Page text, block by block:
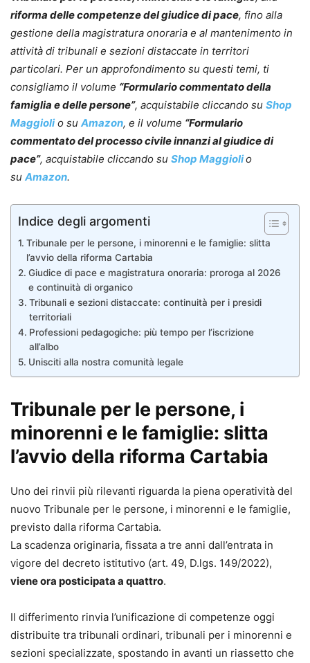
riforma delle competenze del giudice di pace, fino alla
gestione della magistratura onoraria e al mantenimento in
attività di tribunali e sezioni distaccate in territori
particolari. Per un approfondimento su questi temi, ti
consigliamo il volume “Formulario commentato della
famiglia e delle persone”, acquistabile cliccando su Shop
Maggiolio su Amazon, e il volume “Formulario
commentato del processo civile innanzi al giudice di
pace”, acquistabile cliccando su Shop Maggiolio
su Amazon.
Indice degli argomenti
Tribunale per le persone, i minorenni e le famiglie: slitta
l’avvio della riforma Cartabia
Giudice di pace e magistratura onoraria: proroga al 2026
e continuità di organico
Tribunali e sezioni distaccate: continuità per i presidi
territoriali
Professioni pedagogiche: più tempo per l’iscrizione
all’albo
Unisciti alla nostra comunità legale
Tribunale per le persone, i
minorenni e le famiglie: slitta
l’avvio della riforma Cartabia
Uno dei rinvii più rilevanti riguarda la piena operatività del
nuovo Tribunale per le persone, i minorenni e le famiglie,
previsto dalla riforma Cartabia.
La scadenza originaria, fissata a tre anni dall’entrata in
vigore del decreto istitutivo (art. 49, D.lgs. 149/2022),
viene ora posticipata a quattro.
Il differimento rinvia l’unificazione di competenze oggi
distribuite tra tribunali ordinari, tribunali per i minorenni e
sezioni specializzate, spostando in avanti un riassetto che